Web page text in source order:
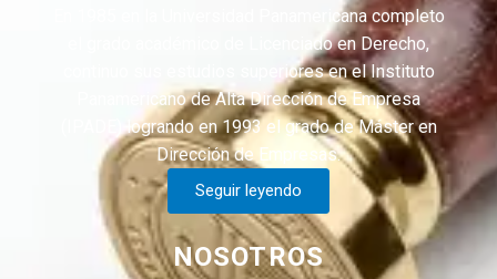
En 1985 en la Universidad Panamericana completo
el grado académico de Licenciado en Derecho,
continuo sus estudios superiores en el Instituto
Panamericano de Alta Dirección de Empresa
(IPADE) logrando en 1993 el grado de Máster en
Dirección de Empresas.
Seguir leyendo
NOSOTROS